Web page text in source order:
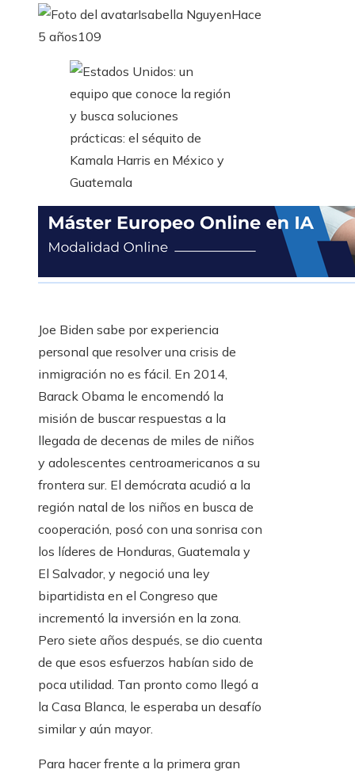
Isabella NguyenHace
5 años109
Joe Biden sabe por experiencia
personal que resolver una crisis de
inmigración no es fácil. En 2014,
Barack Obama le encomendó la
misión de buscar respuestas a la
llegada de decenas de miles de niños
y adolescentes centroamericanos a su
frontera sur. El demócrata acudió a la
región natal de los niños en busca de
cooperación, posó con una sonrisa con
los líderes de Honduras, Guatemala y
El Salvador, y negoció una ley
bipartidista en el Congreso que
incrementó la inversión en la zona.
Pero siete años después, se dio cuenta
de que esos esfuerzos habían sido de
poca utilidad. Tan pronto como llegó a
la Casa Blanca, le esperaba un desafío
similar y aún mayor.
Para hacer frente a la primera gran